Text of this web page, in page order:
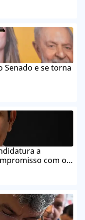
Senado e se torna
a
com o